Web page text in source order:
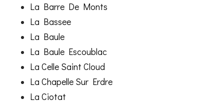
La Barre De Monts
La Bassee
La Baule
La Baule Escoublac
La Celle Saint Cloud
La Chapelle Sur Erdre
La Ciotat